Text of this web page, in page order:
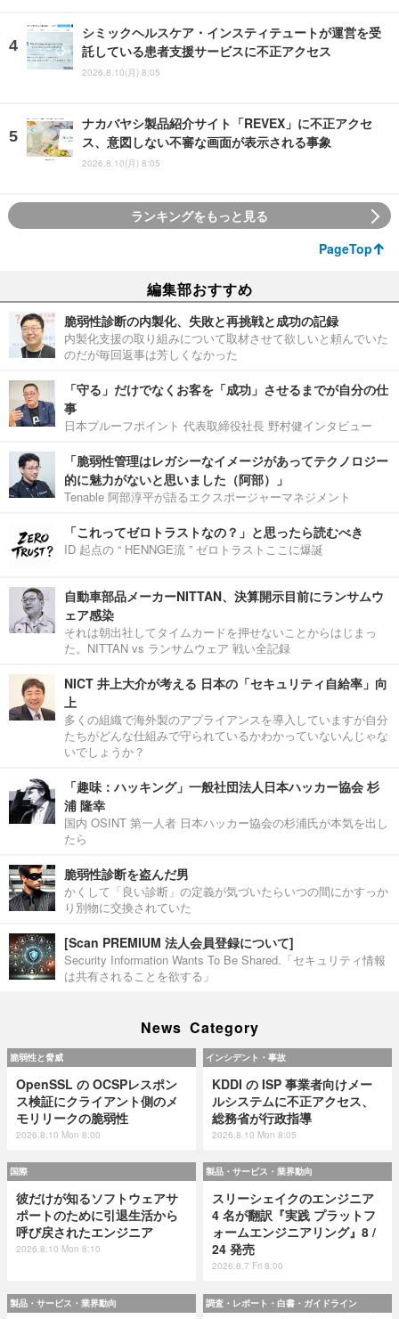
シミックヘルスケア・インスティテュートが運営を受
託している患者支援サービスに不正アクセス
2026.8.10(月) 8:05
ナカバヤシ製品紹介サイト「REVEX」に不正アクセ
ス、意図しない不審な画面が表示される事象
2026.8.10(月) 8:05
ランキングをもっと見る
PageTop
編集部おすすめ
脆弱性診断の内製化、失敗と再挑戦と成功の記録
内製化支援の取り組みについて取材させて欲しいと頼んでいた
のだが毎回返事は芳しくなかった
「守る」だけでなくお客を「成功」させるまでが自分の仕
事
日本プルーフポイント 代表取締役社長 野村健インタビュー
「脆弱性管理はレガシーなイメージがあってテクノロジー
的に魅力がないと思いました（阿部）」
Tenable 阿部淳平が語るエクスポージャーマネジメント
「これってゼロトラストなの？」と思ったら読むべき
ID 起点の “ HENNGE流 ” ゼロトラストここに爆誕
自動車部品メーカーNITTAN、決算開示目前にランサムウ
ェア感染
それは朝出社してタイムカードを押せないことからはじまっ
た。NITTAN vs ランサムウェア 戦い全記録
NICT 井上大介が考える 日本の「セキュリティ自給率」向
上
多くの組織で海外製のアプライアンスを導入していますが自分
たちがどんな仕組みで守られているかわかっていないんじゃな
いでしょうか？
「趣味：ハッキング」一般社団法人日本ハッカー協会 杉
浦 隆幸
国内 OSINT 第一人者 日本ハッカー協会の杉浦氏が本気を出し
たら
脆弱性診断を盗んだ男
かくして「良い診断」の定義が気づいたらいつの間にかすっか
り別物に交換されていた
[Scan PREMIUM 法人会員登録について]
Security Information Wants To Be Shared.「セキュリティ情報
は共有されることを欲する」
News Category
脆弱性と脅威
OpenSSL の OCSPレスポン
ス検証にクライアント側のメ
モリリークの脆弱性
2026.8.10 Mon 8:00
インシデント・事故
KDDI の ISP 事業者向けメー
ルシステムに不正アクセス、
総務省が行政指導
2026.8.10 Mon 8:05
国際
彼だけが知るソフトウェアサ
ポートのために引退生活から
呼び戻されたエンジニア
2026.8.10 Mon 8:10
製品・サービス・業界動向
スリーシェイクのエンジニア
4 名が翻訳『実践 プラットフ
ォームエンジニアリング』8 /
24 発売
2026.8.7 Fri 8:00
製品・サービス・業界動向 調査・レポート・白書・ガイドライン